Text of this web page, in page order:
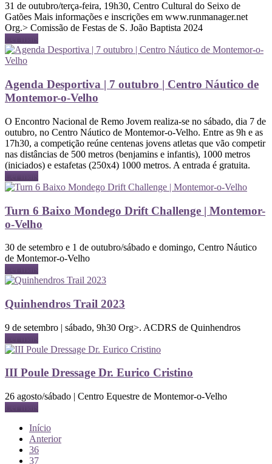
31 de outubro/terça-feira, 19h30, Centro Cultural do Seixo de
Gatões Mais informações e inscrições em www.runmanager.net
Org.> Comissão de Festas de S. João Baptista 2024
Ler mais
Agenda Desportiva | 7 outubro | Centro Náutico de
Montemor-o-Velho
O Encontro Nacional de Remo Jovem realiza-se no sábado, dia 7 de
outubro, no Centro Náutico de Montemor-o-Velho. Entre as 9h e as
17h30, a competição reúne centenas jovens atletas que vão competir
nas distâncias de 500 metros (benjamins e infantis), 1000 metros
(iniciados) e estafetas (250x4) 1000 metros. A entrada é gratuita.
Ler mais
Turn 6 Baixo Mondego Drift Challenge | Montemor-
o-Velho
30 de setembro e 1 de outubro/sábado e domingo, Centro Náutico
de Montemor-o-Velho
Ler mais
Quinhendros Trail 2023
9 de setembro | sábado, 9h30 Org>. ACDRS de Quinhendros
Ler mais
III Poule Dressage Dr. Eurico Cristino
26 agosto/sábado | Centro Equestre de Montemor-o-Velho
Ler mais
Início
Anterior
36
37